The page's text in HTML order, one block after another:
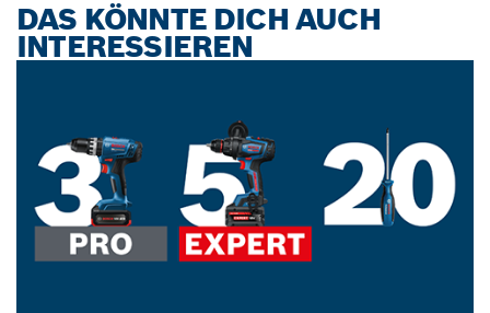
DAS KÖNNTE DICH AUCH
INTERESSIEREN